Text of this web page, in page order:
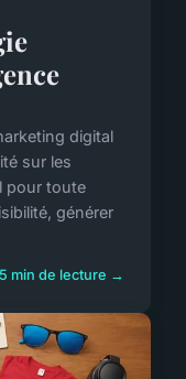
digital
sur les
pour toute
générer
5 min de lecture →